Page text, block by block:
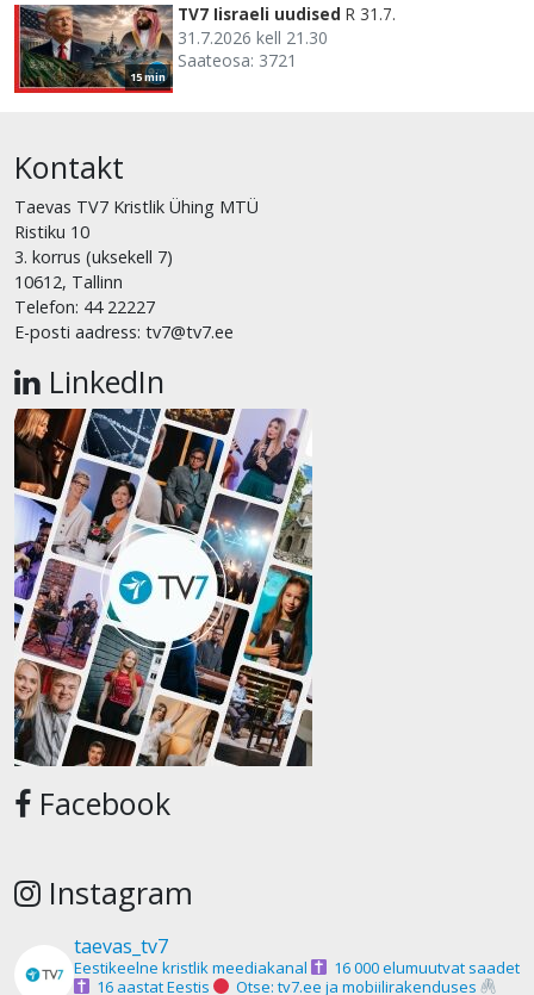
15 min
TV7 Iisraeli uudised R 31.7.
31.7.2026 kell 21.30
Saateosa: 3721
Kontakt
Taevas TV7 Kristlik Ühing MTÜ
Ristiku 10
3. korrus (uksekell 7)
10612, Tallinn
Telefon: 44 22227
E-posti aadress: tv7@tv7.ee
LinkedIn
Facebook
Instagram
taevas_tv7
Eestikeelne kristlik meediakanal
16 000 elumuutvat saadet
16 aastat Eestis
Otse: tv7.ee ja mobiilirakenduses